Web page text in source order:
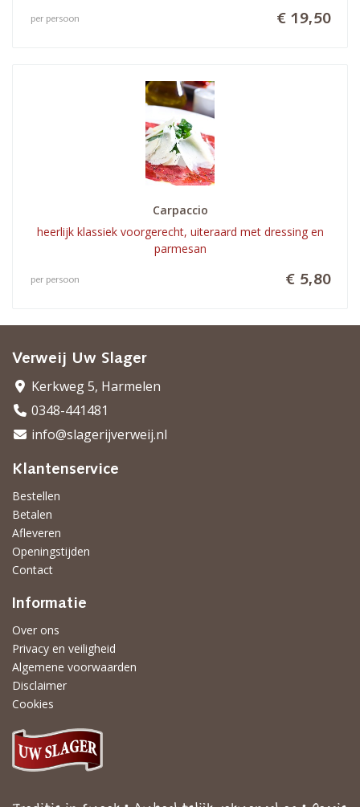
€ 19,50
per persoon
Carpaccio
heerlijk klassiek voorgerecht, uiteraard met dressing en
parmesan
€ 5,80
per persoon
Verweij Uw Slager
Kerkweg 5, Harmelen
0348-441481
info@slagerijverweij.nl
Klantenservice
Bestellen
Betalen
Afleveren
Openingstijden
Contact
Informatie
Over ons
Privacy en veiligheid
Algemene voorwaarden
Disclaimer
Cookies